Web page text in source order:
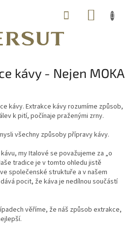
kávy - Nejen MOKA
kávy. Extrakce kávy rozumíme způsob,
k pití, počínaje praženými zrny.
všechny způsoby přípravy kávy.
my Italové se považujeme za „o
tradice je v tomto ohledu jistě
společenské struktuře a v našem
pocit, že káva je nedílnou součástí
věříme, že náš způsob extrakce,